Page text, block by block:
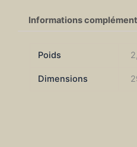
Informations
Poids
Dimensions